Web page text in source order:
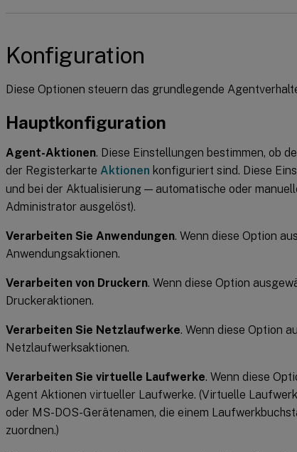
Konfiguration
Diese Optionen steuern das grundlegende
Hauptkonfiguration
Agent-Aktionen. Diese Einstellungen bestimmen, ob
der Registerkarte Aktionen konfiguriert sind. Diese
und bei der Aktualisierung — automatische oder
Administrator ausgelöst).
Verarbeiten Sie Anwendungen. Wenn diese Option
Anwendungsaktionen.
Verarbeiten von Druckern. Wenn diese Option
Druckeraktionen.
Verarbeiten Sie Netzlaufwerke. Wenn diese Option
Netzlaufwerksaktionen.
Verarbeiten Sie virtuelle Laufwerke. Wenn diese
Agent Aktionen virtueller Laufwerke. (Virtuelle
oder MS-DOS-Gerätenamen, die einem
zuordnen.)